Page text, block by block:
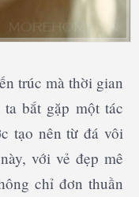
trúc mà thời gian
bắt gặp một tác
tạo nên từ đá vôi
với vẻ đẹp mê
chỉ đơn thuần